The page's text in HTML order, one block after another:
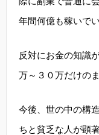
年間何億も稼いで
反対にお金の知識
万～３０万だけの
今後、世の中の構
ちと貧乏な人が顕